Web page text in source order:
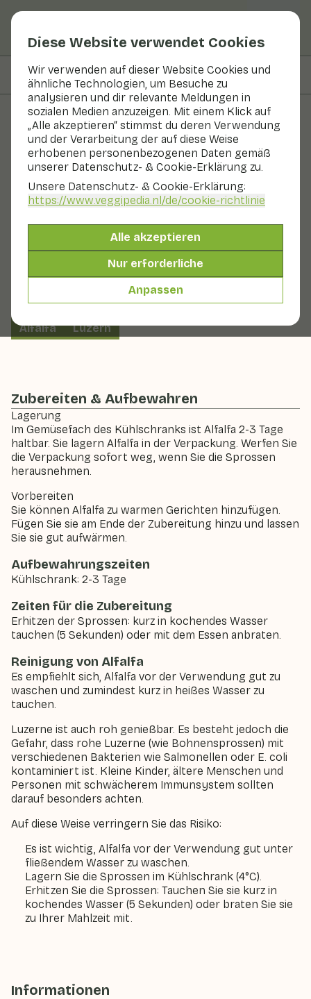
Diese Website verwendet Cookies
Wir verwenden auf dieser Website Cookies und
ähnliche Technologien, um Besuche zu
analysieren und dir relevante Meldungen in
sozialen Medien anzuzeigen. Mit einem Klick auf
„Alle akzeptieren“ stimmst du deren Verwendung
und der Verarbeitung der auf diese Weise
erhobenen personenbezogenen Daten gemäß
unserer Datenschutz- & Cookie-Erklärung zu.
Unsere Datenschutz- & Cookie-Erklärung:
https://www.veggipedia.nl/de/cookie-richtlinie
Alle akzeptieren
Nur erforderliche
Anpassen
Auf dieser Seite Zubereiten & Aufbewahren
Obst und Gemüse
Alfalfa
In Saison Gemüse Kühlschrank
Sprossengemüse Luzerne. Der Name Al-fal-fa kommt
aus dem Arabischen und bedeutet "Vater aller
Lebensmittel" oder "das beste Lebensmittel". Luzerne
ist bemerkenswert reich an Kalzium. Außerdem ist es
ein herrlich frisches Gemüse. Ein kleiner roher Pflücker
gibt dem Ganzen noch das gewisse Etwas.
Alfalfa
Luzern
Zubereiten & Aufbewahren
Lagerung
Im Gemüsefach des Kühlschranks ist Alfalfa 2-3 Tage
haltbar. Sie lagern Alfalfa in der Verpackung. Werfen Sie
die Verpackung sofort weg, wenn Sie die Sprossen
herausnehmen.
Vorbereiten
Sie können Alfalfa zu warmen Gerichten hinzufügen.
Fügen Sie sie am Ende der Zubereitung hinzu und lassen
Sie sie gut aufwärmen.
Aufbewahrungszeiten
Kühlschrank: 2-3 Tage
Zeiten für die Zubereitung
Erhitzen der Sprossen: kurz in kochendes Wasser
tauchen (5 Sekunden) oder mit dem Essen anbraten.
Reinigung von Alfalfa
Es empfiehlt sich, Alfalfa vor der Verwendung gut zu
waschen und zumindest kurz in heißes Wasser zu
tauchen.
Luzerne ist auch roh genießbar. Es besteht jedoch die
Gefahr, dass rohe Luzerne (wie Bohnensprossen) mit
verschiedenen Bakterien wie Salmonellen oder E. coli
kontaminiert ist. Kleine Kinder, ältere Menschen und
Personen mit schwächerem Immunsystem sollten
darauf besonders achten.
Auf diese Weise verringern Sie das Risiko:
Es ist wichtig, Alfalfa vor der Verwendung gut unter
fließendem Wasser zu waschen.
Lagern Sie die Sprossen im Kühlschrank (4°C).
Erhitzen Sie die Sprossen: Tauchen Sie sie kurz in
kochendes Wasser (5 Sekunden) oder braten Sie sie
zu Ihrer Mahlzeit mit.
Informationen